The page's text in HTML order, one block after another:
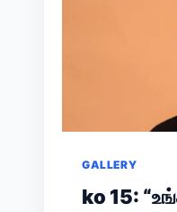
GALLERY
ko 15: